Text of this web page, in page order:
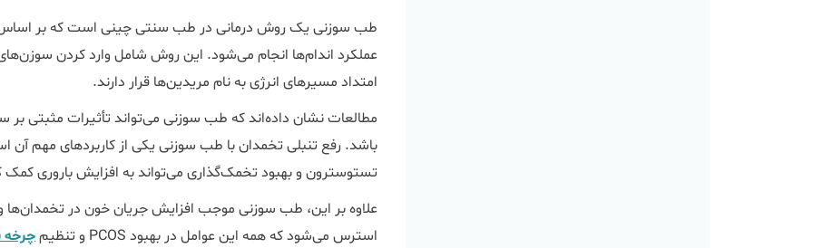
طب سوزنی یک روش درمانی در طب سنتی چینی است که بر اساس
عملکرد اندام‌ها انجام می‌شود. این روش شامل وارد کردن
امتداد مسیرهای انرژی به نام مریدین‌ها قرار دارند.
مطالعات نشان داده‌اند که طب سوزنی می‌تواند تأثیرات مثبتی
باشد. رفع تنبلی تخمدان با طب سوزنی یکی از کاربردهای مهم
تستوسترون و بهبود تخمک‌گذاری می‌تواند به افزایش باروری
علاوه بر این، طب سوزنی موجب افزایش جریان خون در
استرس می‌شود که همه این عوامل در بهبود PCOS و تنظیم
چرخه